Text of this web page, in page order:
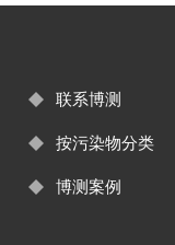
联系博测
按污染物分类
博测案例